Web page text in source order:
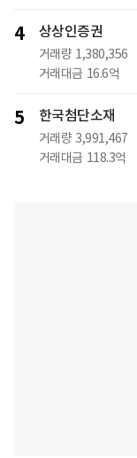
4 상상인증권
거래량 1,380,356
거래대금 16.6억
5 한국첨단소재
거래량 3,991,467
거래대금 118.3억